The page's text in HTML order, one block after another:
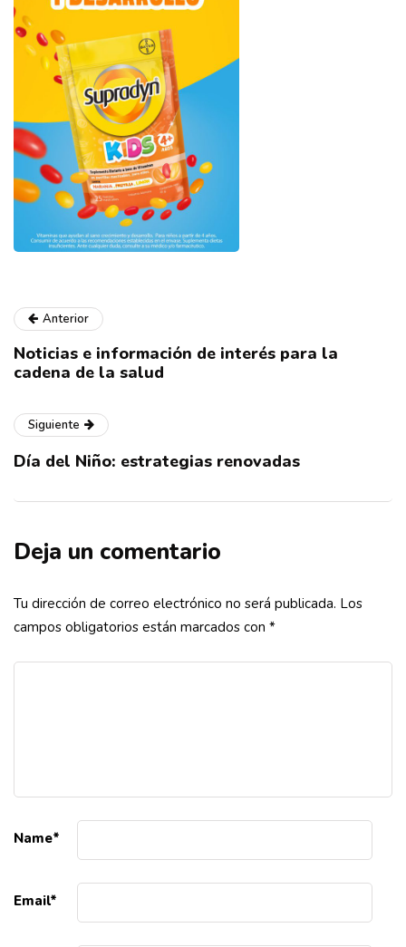
Anterior
Noticias e información de interés para la
cadena de la salud
Siguiente
Día del Niño: estrategias renovadas
Deja un comentario
Tu dirección de correo electrónico no será publicada. Los
campos obligatorios están marcados con *
Name*
Email*